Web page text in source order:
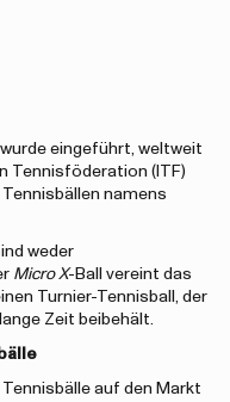
eingeführt, weltweit
Tennisföderation (ITF)
namens
weder
Micro X-Ball vereint das
Turnier-Tennisball, der
Zeit beibehält.
auf den Markt